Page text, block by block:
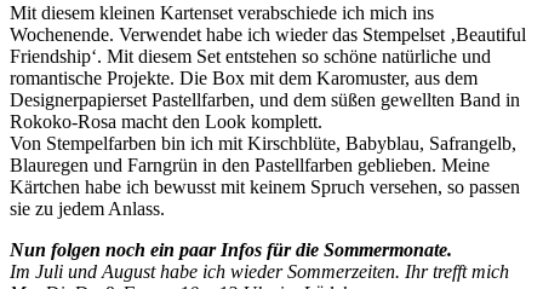
Mit diesem kleinen Kartenset verabschiede ich mich ins
Wochenende. Verwendet habe ich wieder das Stempelset ‚Beautiful
Friendship‘. Mit diesem Set entstehen so schöne natürliche und
romantische Projekte. Die Box mit dem Karomuster, aus dem
Designerpapierset Pastellfarben, und dem süßen gewellten Band in
Rokoko-Rosa macht den Look komplett.
Von Stempelfarben bin ich mit Kirschblüte, Babyblau, Safrangelb,
Blauregen und Farngrün in den Pastellfarben geblieben. Meine
Kärtchen habe ich bewusst mit keinem Spruch versehen, so passen
sie zu jedem Anlass.
Nun folgen noch ein paar Infos für die Sommermonate.
Im Juli und August habe ich wieder Sommerzeiten. Ihr trefft mich